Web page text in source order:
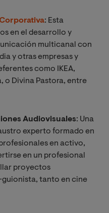
: Esta
en el desarrollo y
multicanal con
y otras empresas y
como IKEA,
o Divina Pastora, entre
Audiovisuales: Una
experto formado en
en activo,
en un profesional
proyectos
tanto en cine